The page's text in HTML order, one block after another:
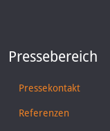
Pressebereich
Pressekontakt
Referenzen